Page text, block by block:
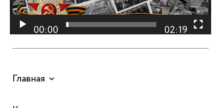
00:00 02:19
Главная